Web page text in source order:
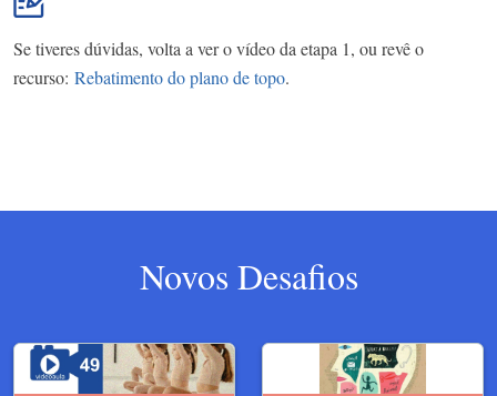
Se tiveres dúvidas, volta a ver o vídeo da etapa 1, ou revê o
recurso: Rebatimento do plano de topo.
Novos Desafios